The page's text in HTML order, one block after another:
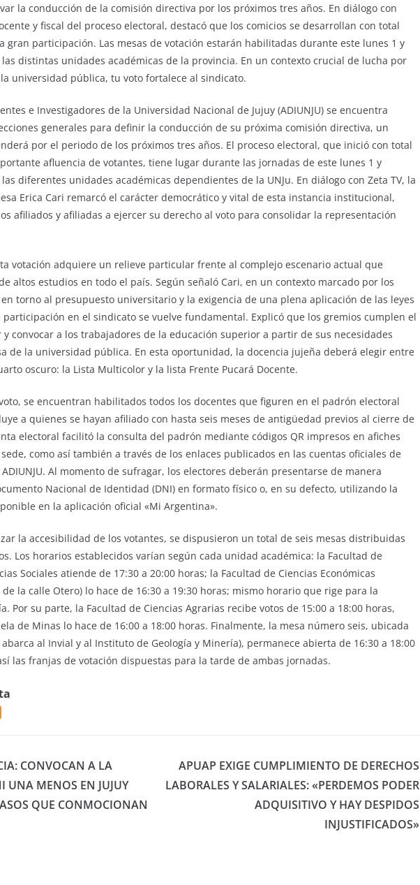
la conducción de la comisión directiva por los próximos tres años. En diálogo con
y fiscal del proceso electoral, destacó que los comicios se desarrollan con total
gran participación. Las mesas de votación estarán habilitadas durante este lunes 1 y
distintas unidades académicas de la provincia. En un contexto crucial de lucha por
universidad pública, tu voto fortalece al sindicato.
e Investigadores de la Universidad Nacional de Jujuy (ADIUNJU) se encuentra
generales para definir la conducción de su próxima comisión directiva, un
por el periodo de los próximos tres años. El proceso electoral, que inició con total
afluencia de votantes, tiene lugar durante las jornadas de este lunes 1 y
diferentes unidades académicas dependientes de la UNJu. En diálogo con Zeta TV, la
Erica Cari remarcó el carácter democrático y vital de esta instancia institucional,
afiliados y afiliadas a ejercer su derecho al voto para consolidar la representación
votación adquiere un relieve particular frente al complejo escenario actual que
altos estudios en todo el país. Según señaló Cari, en un contexto marcado por los
torno al presupuesto universitario y la exigencia de una plena aplicación de las leyes
en el sindicato se vuelve fundamental. Explicó que los gremios cumplen el
convocar a los trabajadores de la educación superior a partir de sus necesidades
de la universidad pública. En esta oportunidad, la docencia jujeña deberá elegir entre
oscuro: la Lista Multicolor y la lista Frente Pucará Docente.
se encuentran habilitados todos los docentes que figuren en el padrón electoral
a quienes se hayan afiliado con hasta seis meses de antigüedad previos al cierre de
electoral facilitó la consulta del padrón mediante códigos QR impresos en afiches
como así también a través de los enlaces publicados en las cuentas oficiales de
Al momento de sufragar, los electores deberán presentarse de manera
Nacional de Identidad (DNI) en formato físico o, en su defecto, utilizando la
en la aplicación oficial «Mi Argentina».
la accesibilidad de los votantes, se dispusieron un total de seis mesas distribuidas
Los horarios establecidos varían según cada unidad académica: la Facultad de
Sociales atiende de 17:30 a 20:00 horas; la Facultad de Ciencias Económicas
la calle Otero) lo hace de 16:30 a 19:30 horas; mismo horario que rige para la
Por su parte, la Facultad de Ciencias Agrarias recibe votos de 15:00 a 18:00 horas,
de Minas lo hace de 16:00 a 18:00 horas. Finalmente, la mesa número seis, ubicada
al Invial y al Instituto de Geología y Minería), permanece abierta de 16:30 a 18:00
las franjas de votación dispuestas para la tarde de ambas jornadas.
CONVOCAN A LA
UNA MENOS EN JUJUY
QUE CONMOCIONAN
APUAP EXIGE CUMPLIMIENTO DE DERECHOS
LABORALES Y SALARIALES: «PERDEMOS PODER
ADQUISITIVO Y HAY DESPIDOS
INJUSTIFICADOS»